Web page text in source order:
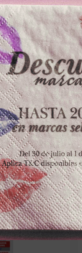
FRUTAL
＋
disponibles